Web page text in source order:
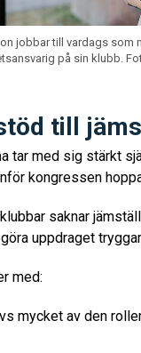
jobbar till vardags som
på sin klubb.
till
tar med sig stärkt
kongressen
saknar
uppdraget
med:
mycket av den